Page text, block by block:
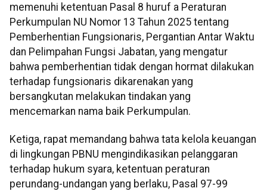
memenuhi ketentuan Pasal 8 huruf a Peraturan
Perkumpulan NU Nomor 13 Tahun 2025 tentang
Pemberhentian Fungsionaris, Pergantian Antar Waktu
dan Pelimpahan Fungsi Jabatan, yang mengatur
bahwa pemberhentian tidak dengan hormat dilakukan
terhadap fungsionaris dikarenakan yang
bersangkutan melakukan tindakan yang
mencemarkan nama baik Perkumpulan.
Ketiga, rapat memandang bahwa tata kelola keuangan
di lingkungan PBNU mengindikasikan pelanggaran
terhadap hukum syara, ketentuan peraturan
perundang-undangan yang berlaku, Pasal 97-99